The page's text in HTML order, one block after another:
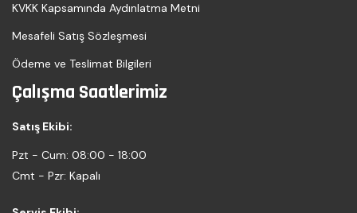
KVKK Kapsamında Aydınlatma Metni
Mesafeli Satış Sözleşmesi
Ödeme ve Teslimat Bilgileri
Çalışma Saatlerimiz
Satış Ekibi:
Pzt - Cum: 08:00 - 18:00
Cmt - Pzr: Kapalı